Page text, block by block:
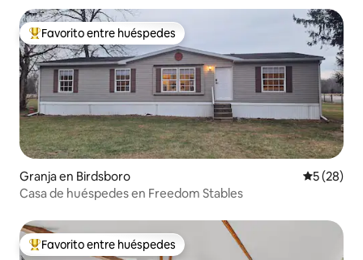
Favorito entre los huéspedes más destacados
Favorito entre huéspedes
Granja en Birdsboro
5 (28)
Casa de huéspedes en Freedom Stables
Favorito entre los huéspedes más destacados
Favorito entre huéspedes